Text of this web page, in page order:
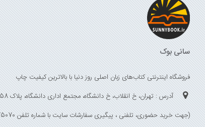
سانی بوک
فروشگاه اینترنتی کتاب‌های زبان اصلی روز دنیا با بالاترین کیفیت چاپ
آدرس : تهران، خ انقلاب، خ دانشگاه، مجتمع اداری دانشگاه، پلاک 158 واحد 3
(جهت خرید حضوری، تلفنی ، پیگیری سفارشات سایت با شماره تلفن 02166175070 تماس حاصل فرمایید)